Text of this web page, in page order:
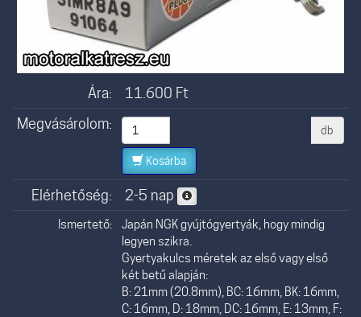
Ára: 11.600 Ft
Megvásárolom:
db
Kosárba
Elérhetőség: 2-5 nap
Ismertető:
Japán NGK gyújtógyertyák, hogy mindig
legyen szikra.
Gyertyakulcs méretek az első vagy első
két betű alapján:
B: 21mm (20.8mm), BC: 16mm, BK: 16mm,
C: 16mm, D: 18mm, DC: 16mm, E: 13mm, F: